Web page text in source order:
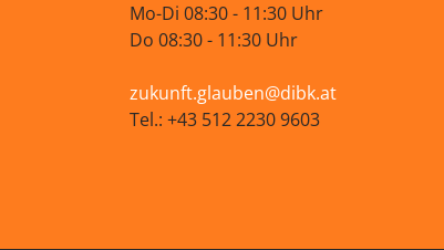
Mo-Di 08:30 - 11:30 Uhr
Do 08:30 - 11:30 Uhr
zukunft.glauben@dibk.at
Tel.: +43 512 2230 9603